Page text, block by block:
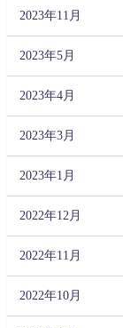
2023年11月
2023年5月
2023年4月
2023年3月
2023年1月
2022年12月
2022年11月
2022年10月